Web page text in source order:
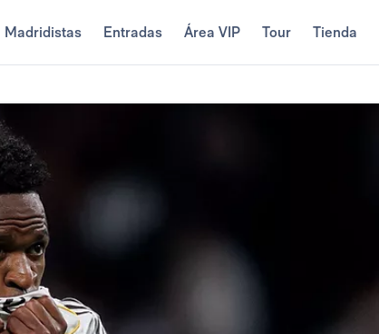
Madridistas Entradas Área VIP Tour Tienda